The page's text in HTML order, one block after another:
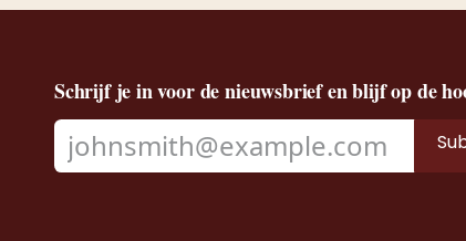
Schrijf je in voor de nieuwsbrief en blijf op de